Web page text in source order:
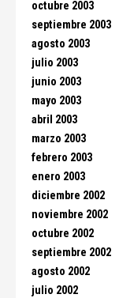
octubre 2003
septiembre 2003
agosto 2003
julio 2003
junio 2003
mayo 2003
abril 2003
marzo 2003
febrero 2003
enero 2003
diciembre 2002
noviembre 2002
octubre 2002
septiembre 2002
agosto 2002
julio 2002